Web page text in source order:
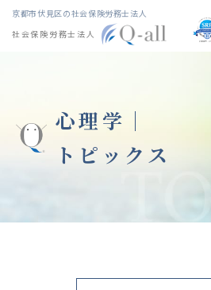
京都市伏見区の社会保険労務士法人
社会保険労務士法人
心理学｜
トピックス